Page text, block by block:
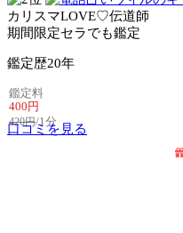
カリスマLOVE♡伝道師
期間限定セラでも鑑定
鑑定歴20年
鑑定料
400円
420円/1分
口コミを見る